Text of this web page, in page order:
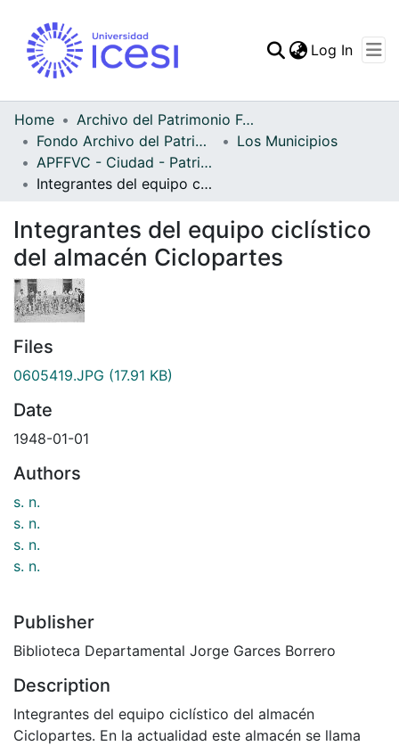
Statistics
Log In
Home
Archivo del Patrimonio Fotográfico y Fílmico del Valle del Cauca
Fondo Archivo del Patrimonio Fotográfico y Fílmico del Valle del Cauca
Los Municipios
APFFVC - Ciudad - Patrimonial
Integrantes del equipo ciclístico del almacén Ciclopartes
Integrantes del equipo ciclístico
del almacén Ciclopartes
Files
0605419.JPG (17.91 KB)
Date
1948-01-01
Authors
s. n.
s. n.
s. n.
s. n.
Publisher
Biblioteca Departamental Jorge Garces Borrero
Description
Integrantes del equipo ciclístico del almacén
Ciclopartes. En la actualidad este almacén se llama